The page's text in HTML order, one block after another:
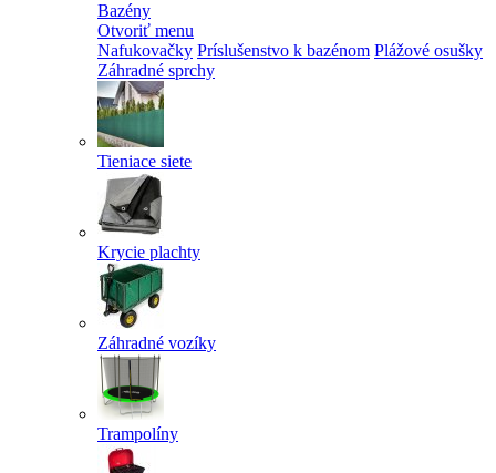
Bazény
Otvoriť menu
Nafukovačky Príslušenstvo k bazénom Plážové osušky
Záhradné sprchy
Tieniace siete
Krycie plachty
Záhradné vozíky
Trampolíny